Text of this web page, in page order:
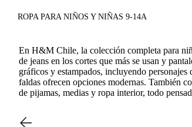
ROPA PARA NIÑOS Y NIÑAS 9-14A
En H&M Chile, la colección completa para
de jeans en los cortes que más se usan y
gráficos y estampados, incluyendo
faldas ofrecen opciones modernas. También
de pijamas, medias y ropa interior, todo